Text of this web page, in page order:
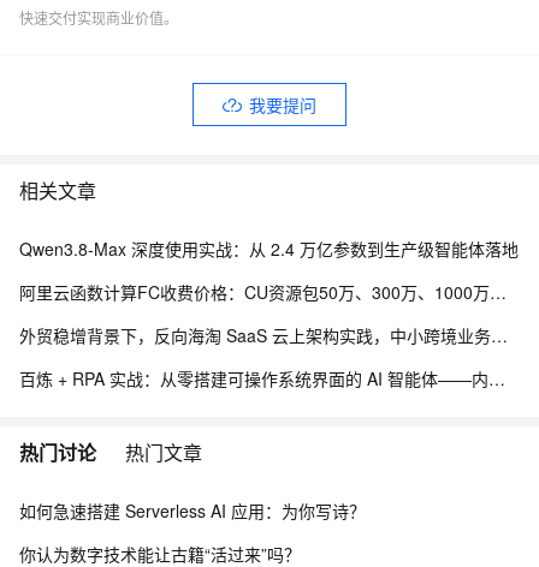
快速交付实现商业价值。
我要提问
相关文章
Qwen3.8-Max 深度使用实战：从 2.4 万亿参数到生产级智能体落地
阿里云函数计算FC收费价格：CU资源包50万、300万、1000万、2亿、20亿及4000万CU费用清单
外贸稳增背景下，反向海淘 SaaS 云上架构实践，中小跨境业务如何低成本扛住流量脉冲
百炼 + RPA 实战：从零搭建可操作系统界面的 AI 智能体——内网离线部署与 EXE 打包分发完整方案
热门讨论 热门文章
如何急速搭建 Serverless AI 应用：为你写诗？
你认为数字技术能让古籍“活过来”吗？